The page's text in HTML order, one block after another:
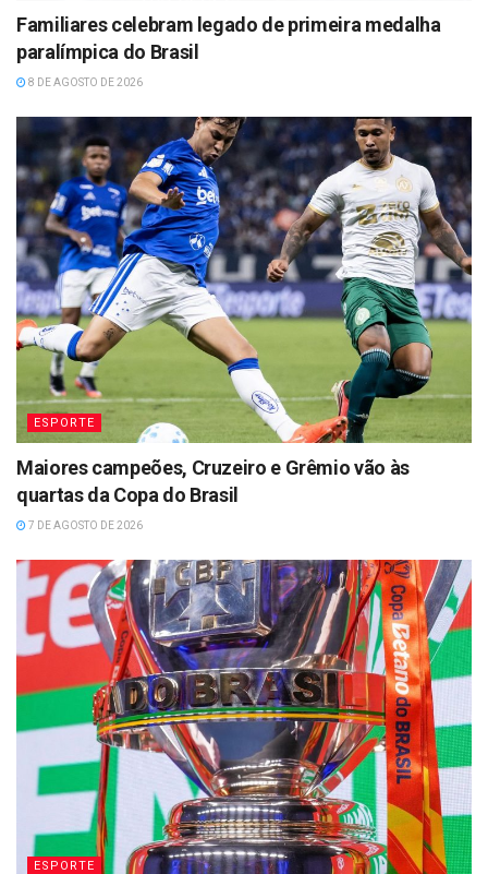
Familiares celebram legado de primeira medalha
paralímpica do Brasil
8 DE AGOSTO DE 2026
ESPORTE
Maiores campeões, Cruzeiro e Grêmio vão às
quartas da Copa do Brasil
7 DE AGOSTO DE 2026
ESPORTE